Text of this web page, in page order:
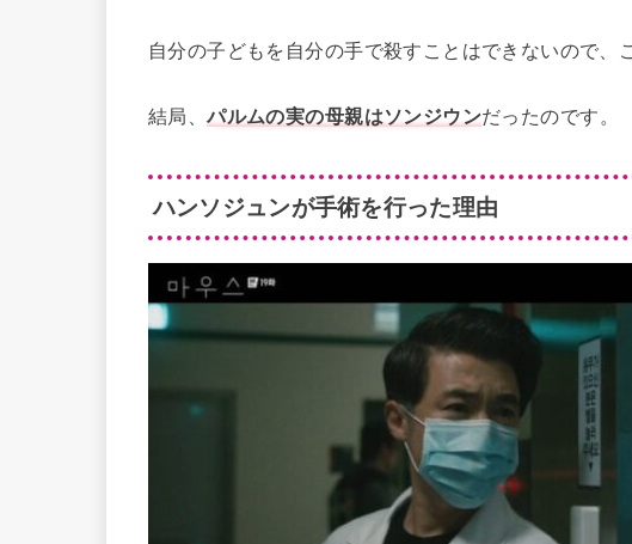
自分の子どもを自分の手で殺すことはできないので、
結局、パルムの実の母親はソンジウンだったのです。
ハンソジュンが手術を行った理由